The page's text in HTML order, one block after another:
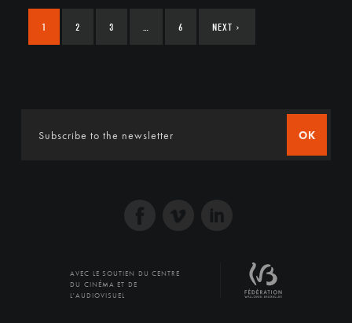
1 2 3 … 6 NEXT ›
OK
AVEC LE SOUTIEN DU CENTRE
DU CINÉMA ET DE
L'AUDIOVISUEL